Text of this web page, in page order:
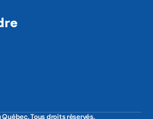
Tous droits réservés.